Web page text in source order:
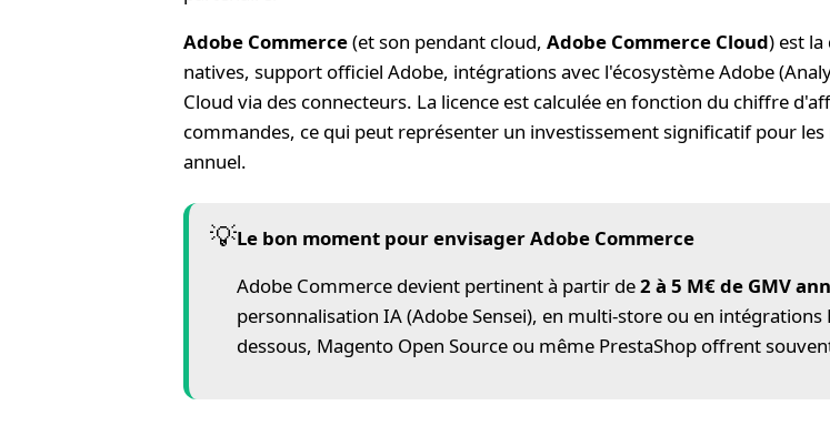
Adobe Commerce(et son pendant cloud, Adobe Commerce Cloud) est
natives, support officiel Adobe, intégrations avec l'écosystème Adobe
Cloud via des connecteurs. La licence est calculée en fonction du chiffre
commandes, ce qui peut représenter un investissement significatif pour
annuel.
💡Le bon moment pour envisager Adobe Commerce
Adobe Commerce devient pertinent à partir de2 à 5 M€ de GMV
personnalisation IA (Adobe Sensei), en multi-store ou en intégrations
dessous, Magento Open Source ou même PrestaShop offrent